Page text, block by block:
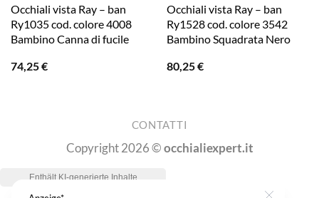
Occhiali vista Ray – ban
Ry1035 cod. colore 4008
Bambino Canna di fucile
74,25€
Occhiali vista Ray – ban
Ry1528 cod. colore 3542
Bambino Squadrata Nero
80,25€
CONTATTI
Copyright 2026 ©occhialiexpert.it